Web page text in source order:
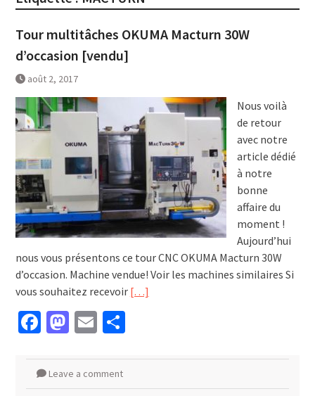
Tour multitâches OKUMA Macturn 30W
d’occasion [vendu]
août 2, 2017
Nous voilà
de retour
avec notre
article dédié
à notre
bonne
affaire du
moment !
Aujourd’hui
nous vous présentons ce tour CNC OKUMA Macturn 30W
d’occasion. Machine vendue! Voir les machines similaires Si
vous souhaitez recevoir […]
Facebook
Mastodon
EmailPartager
Leave a comment